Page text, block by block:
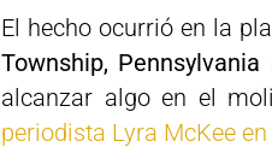
El hecho ocurrió en la
Township, Pennsylvania
alcanzar algo en el
periodista Lyra McKee